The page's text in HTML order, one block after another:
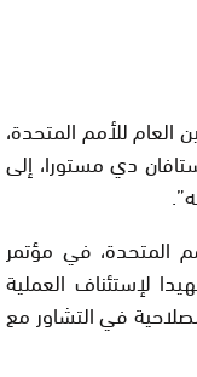
للأمم المتحدة،
دي مستورا، إلى
المتحدة، في مؤتمر
لإستئناف العملية
في التشاور مع